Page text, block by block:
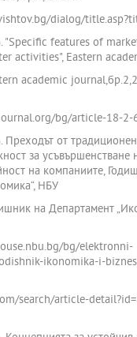
dialog/
"Specific features of
activities", Eastern
academic
bg/article-18-2-
от
за усъвършенстване
на компаниите,
НБУ
на Департамент
bg/elektronni-
ikonomika-i-
search/article-